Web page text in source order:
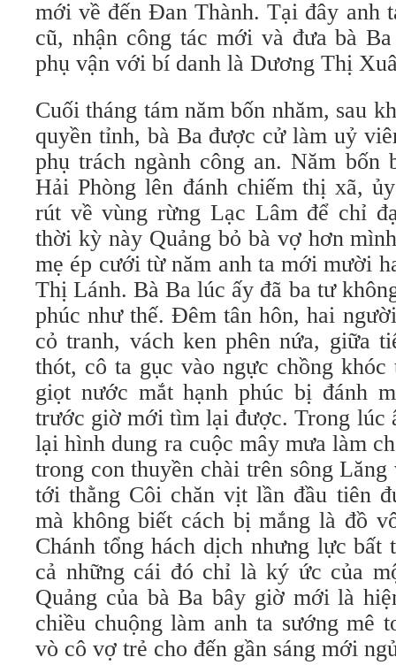
mới về đến Đan Thành. Tại đây anh
cũ, nhận công tác mới và đưa bà
phụ vận với bí danh là Dương Thị
Cuối tháng tám năm bốn nhăm, sau
quyền tỉnh, bà Ba được cử làm uỷ
phụ trách ngành công an. Năm bốn
Hải Phòng lên đánh chiếm thị xã,
rút về vùng rừng Lạc Lâm để chỉ
thời kỳ này Quảng bỏ bà vợ hơn
mẹ ép cưới từ năm anh ta mới mười
Thị Lánh. Bà Ba lúc ấy đã ba tư
phúc như thế. Đêm tân hôn, hai
cỏ tranh, vách ken phên nứa, giữa
thót, cô ta gục vào ngực chồng
giọt nước mắt hạnh phúc bị đánh
trước giờ mới tìm lại được. Trong lúc
lại hình dung ra cuộc mây mưa làm
trong con thuyền chài trên sông
tới thằng Côi chăn vịt lần đầu tiên
mà không biết cách bị mắng là đồ
Chánh tổng hách dịch nhưng lực
cả những cái đó chỉ là ký ức của
Quảng của bà Ba bây giờ mới là
chiều chuộng làm anh ta sướng mê
vò cô vợ trẻ cho đến gần sáng mới